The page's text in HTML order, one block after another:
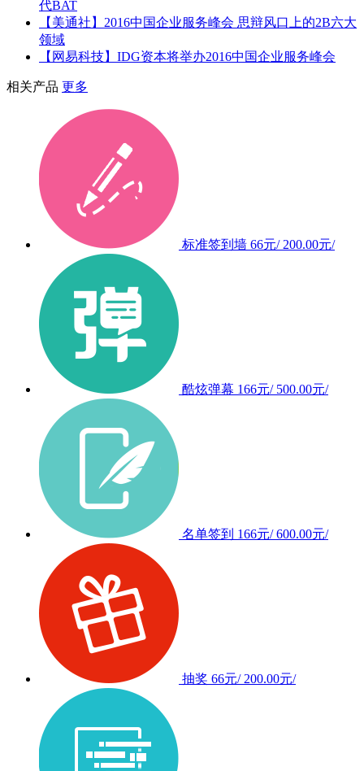
代BAT
【美通社】2016中国企业服务峰会 思辩风口上的2B六大
领域
【网易科技】IDG资本将举办2016中国企业服务峰会
相关产品 更多
标准签到墙 66元/ 200.00元/
酷炫弹幕 166元/ 500.00元/
名单签到 166元/ 600.00元/
抽奖 66元/ 200.00元/